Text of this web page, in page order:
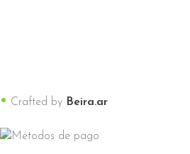
• Crafted by Beira.ar